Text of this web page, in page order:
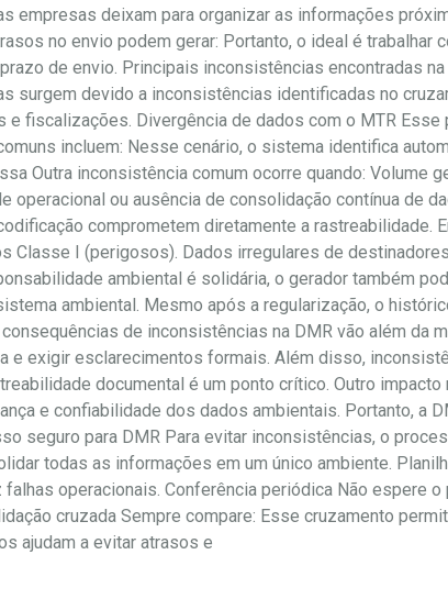
empresas deixam para organizar as informações
no envio podem gerar: Portanto, o ideal é trabalhar
de envio. Principais inconsistências encontradas
surgem devido a inconsistências identificadas no
fiscalizações. Divergência de dados com o MTR Esse
incluem: Nesse cenário, o sistema identifica
Outra inconsistência comum ocorre quando: Volume
ou ausência de consolidação contínua de
comprometem diretamente a rastreabilidade.
I (perigosos). Dados irregulares de
ambiental é solidária, o gerador também
ambiental. Mesmo após a regularização, o
de inconsistências na DMR vão além da
e exigir esclarecimentos formais. Além disso,
documental é um ponto crítico. Outro
e confiabilidade dos dados ambientais. Portanto, a
seguro para DMR Para evitar inconsistências, o
todas as informações em um único ambiente.
operacionais. Conferência periódica Não espere
cruzada Sempre compare: Esse cruzamento
ajudam a evitar atrasos e